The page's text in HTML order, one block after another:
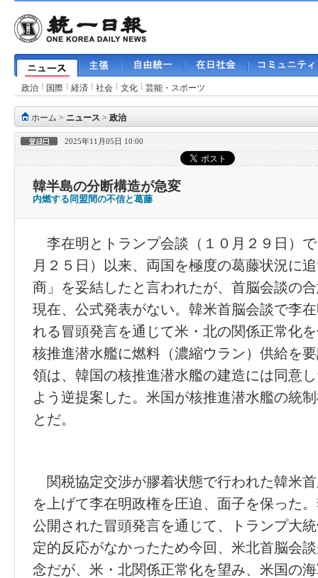
政治 国際 経済 社会 文化 芸能・スポーツ
ホーム > ニュース > 政治
2025年11月05日 10:00
韓半島の分断構造が急変
内燃する同盟間の不信と葛藤
李在明とトランプ会談（１０月２９日）
月２５日）以来、両国を極度の葛藤状況に
商」を妥結したと言われたが、首脳会談の
現在、公式発表がない。韓米首脳会談で李
れる冒頭発言を通じて米・北の関係正常化
核推進潜水艦に燃料（濃縮ウラン）供給を
領は、韓国の核推進潜水艦の建造には同意
よう逆提案した。米国が核推進潜水艦の統
とだ。
関税協定交渉が膠着状態で行われた韓米
を上げて李在明政権を圧迫、面子を保った
公開された冒頭発言を通じて、トランプ大
定的反応がなかったため今回、米北首脳会
念だが、米・北関係正常化を望み、米国の